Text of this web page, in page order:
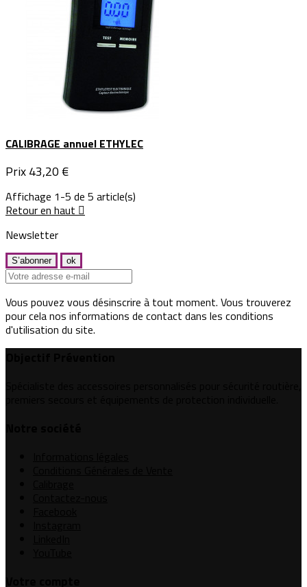
CALIBRAGE annuel ETHYLEC
Prix43,20 €
Affichage 1-5 de 5 article(s)
Retour en haut 
Newsletter
Vous pouvez vous désinscrire à tout moment. Vous trouverez
pour cela nos informations de contact dans les conditions
d'utilisation du site.